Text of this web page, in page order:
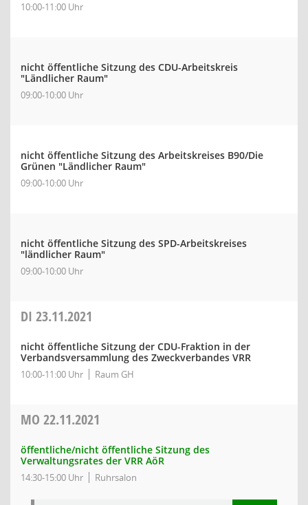
10:00-11:00 Uhr
nicht öffentliche Sitzung des CDU-Arbeitskreis
"Ländlicher Raum"
09:00-10:00 Uhr
nicht öffentliche Sitzung des Arbeitskreises B90/Die
Grünen "Ländlicher Raum"
09:00-10:00 Uhr
nicht öffentliche Sitzung des SPD-Arbeitskreises
"ländlicher Raum"
09:00-10:00 Uhr
DI 23.11.2021
nicht öffentliche Sitzung der CDU-Fraktion in der
Verbandsversammlung des Zweckverbandes VRR
10:00-11:00 Uhr Raum GH
MO 22.11.2021
öffentliche/nicht öffentliche Sitzung des
Verwaltungsrates der VRR AöR
14:30-15:00 Uhr Ruhrsalon